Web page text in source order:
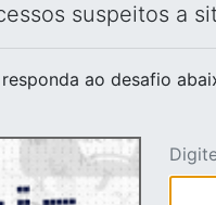
suspeitos a
responda ao desafio